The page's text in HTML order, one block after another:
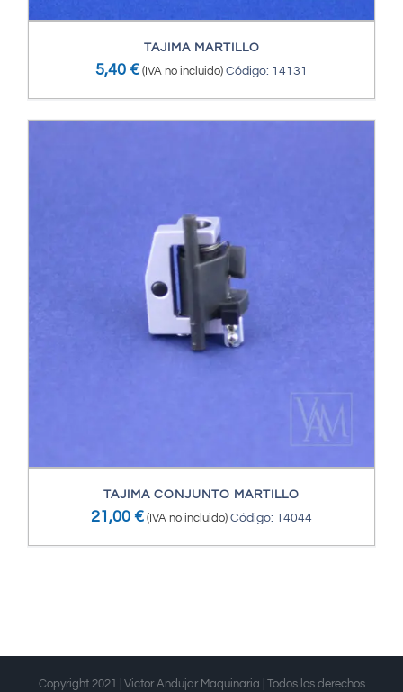
TAJIMA MARTILLO
5,40 € (IVA no incluido) Código: 14131
TAJIMA CONJUNTO MARTILLO
21,00 € (IVA no incluido) Código: 14044
Copyright 2021 | Victor Andujar Maquinaria | Todos los derechos